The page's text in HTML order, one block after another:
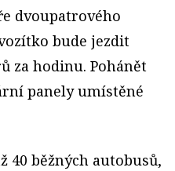
dvoupatrového
bude jezdit
za hodinu. Pohánět
panely umístěné
40 běžných autobusů,